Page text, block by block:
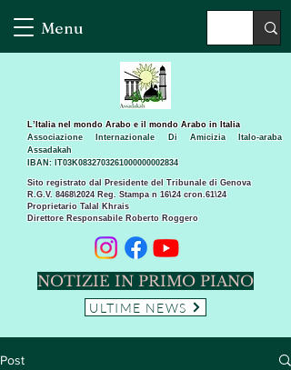
Menu
Sito registrato dal Presidente del Tribunale di Genova
R.G.V. 8468\2024 Reg. Stampa n 16\24 cron.61\24 ​
Proprietario Talal Khrais
Direttore Responsabile Roberto Roggero
L’Italia nel mondo Arabo e il mondo Arabo in Italia
Associazione Internazionale Di Amicizia Italo-araba
Assadakah
IBAN: IT03K0832703261000000002834
NOTIZIE IN PRIMO PIANO
ULTIME NEWS
Post